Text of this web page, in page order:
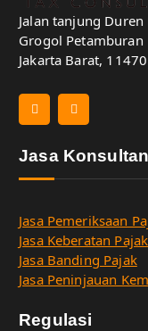
Jalan tanjung
Grogol Petamburan
Jakarta Barat, 11470
Jasa Konsultan
Jasa Pemeriksaan
Jasa Keberatan Pajak
Jasa Banding Pajak
Jasa Peninjauan
Regulasi